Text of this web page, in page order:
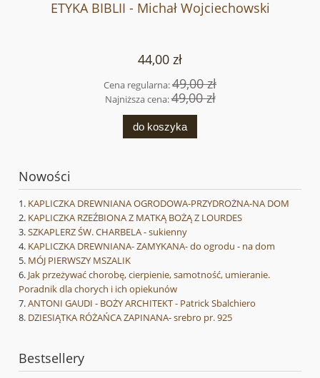
ETYKA BIBLII - Michał Wojciechowski
44,00 zł
Cena regularna:49,00 zł
Najniższa cena:49,00 zł
do koszyka
Nowości
KAPLICZKA DREWNIANA OGRODOWA-PRZYDROŻNA-NA DOM
KAPLICZKA RZEŹBIONA Z MATKĄ BOŻĄ Z LOURDES
SZKAPLERZ ŚW. CHARBELA - sukienny
KAPLICZKA DREWNIANA- ZAMYKANA- do ogrodu - na dom
MÓJ PIERWSZY MSZALIK
Jak przeżywać chorobę, cierpienie, samotność, umieranie.
Poradnik dla chorych i ich opiekunów
ANTONI GAUDI - BOŻY ARCHITEKT - Patrick Sbalchiero
DZIESIĄTKA RÓŻAŃCA ZAPINANA- srebro pr. 925
Bestsellery